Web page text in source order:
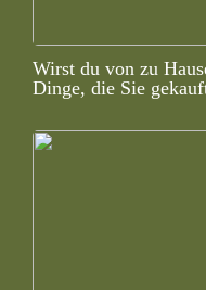
Wirst du von zu
Dinge, die Sie